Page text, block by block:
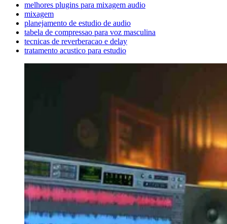
melhores plugins para mixagem audio
mixagem
planejamento de estudio de audio
tabela de compressao para voz masculina
tecnicas de reverberacao e delay
tratamento acustico para estudio